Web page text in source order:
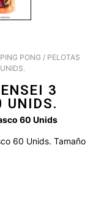
PING PONG / PELOTAS
3
UNIDS.
60 Unids
60 Unids. Tamaño